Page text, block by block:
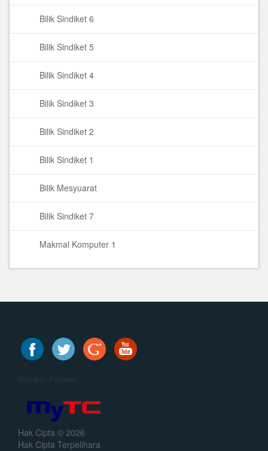
Bilik Sindiket 6
Bilik Sindiket 5
Bilik Sindiket 4
Bilik Sindiket 3
Bilik Sindiket 2
Bilik Sindiket 1
Bilik Mesyuarat
Bilik Sindiket 7
Makmal Komputer 1
Bilangan Pelawat
Hak Cipta © 2026
Hak Cipta Terpelihara